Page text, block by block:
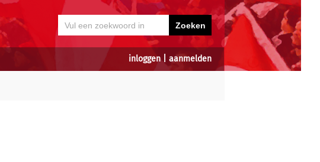
inloggen| aanmelden